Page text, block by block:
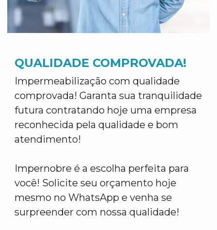
QUALIDADE COMPROVADA!
Impermeabilização com qualidade
comprovada! Garanta sua tranquilidade
futura contratando hoje uma empresa
reconhecida pela qualidade e bom
atendimento!
Impernobre é a escolha perfeita para
você! Solicite seu orçamento hoje
mesmo no WhatsApp e venha se
surpreender com nossa qualidade!